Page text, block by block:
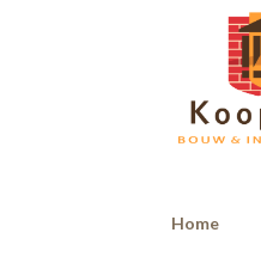
Home